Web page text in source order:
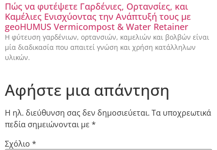
Πώς να φυτέψετε Γαρδένιες, Ορτανσίες, και
Καμέλιες Ενισχύοντας την Ανάπτυξή τους με
geoHUMUS Vermicompost & Water Retainer
Η φύτευση γαρδένιων, ορτανσιών, καμελιών και βολβών είναι
μία διαδικασία που απαιτεί γνώση και χρήση κατάλληλων
υλικών.
Αφήστε μια απάντηση
Η ηλ. διεύθυνση σας δεν δημοσιεύεται. Τα υποχρεωτικά
πεδία σημειώνονται με *
Σχόλιο *